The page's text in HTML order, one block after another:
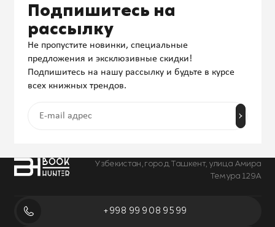
Узбекистан, город Ташкент, улица Амира
Темура 129А
+998 99 908 95 99
Подпишитесь на
рассылку
Не пропустите новинки, специальные
предложения и эксклюзивные скидки!
Подпишитесь на нашу рассылку и будьте в курсе
всех книжных трендов.